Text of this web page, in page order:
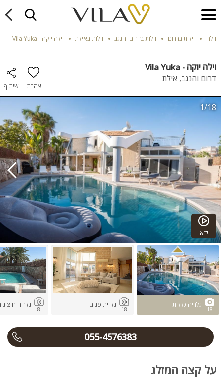
וילה וילות בדרום וילות בדרום והנגב וילות באילת וילה יוקה - Vila Yuka
וילה יוקה - Vila Yuka
דרום והנגב, אילת
אהבתי שיתוף
וידאו
1/18
18
גלריה כללית
18
גלרית פנים
8
גלריה
055-4576383
על קצה המזלג